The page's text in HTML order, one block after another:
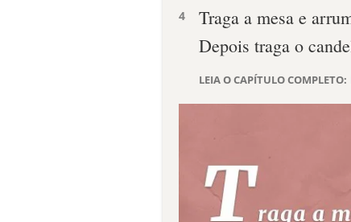
4
Traga a mesa e
Depo­is traga o
LEIA O CAPÍTULO COMPLETO: